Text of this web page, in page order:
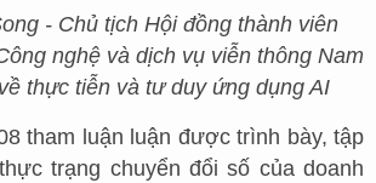
- Chủ tịch Hội đồng thành viên
nghệ và dịch vụ viễn thông Nam
thực tiễn và tư duy ứng dụng AI
tham luận luận được trình bày, tập
trạng chuyển đổi số của doanh